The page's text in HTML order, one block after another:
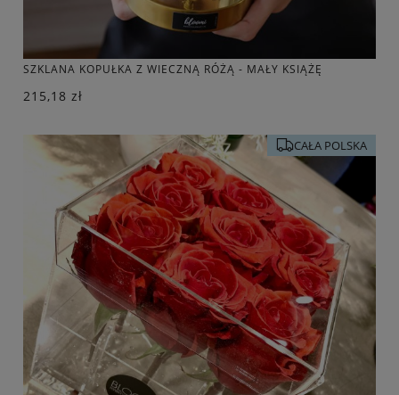
SZKLANA KOPUŁKA Z WIECZNĄ RÓŻĄ - MAŁY KSIĄŻĘ
215,18 zł
CAŁA POLSKA